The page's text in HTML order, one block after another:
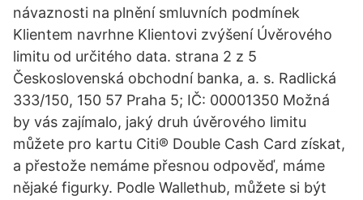
návaznosti na plnění smluvních podmínek
Klientem navrhne Klientovi zvýšení Úvěrového
limitu od určitého data. strana 2 z 5
Československá obchodní banka, a. s. Radlická
333/150, 150 57 Praha 5; IČ: 00001350 Možná
by vás zajímalo, jaký druh úvěrového limitu
můžete pro kartu Citi® Double Cash Card získat,
a přestože nemáme přesnou odpověď, máme
nějaké figurky. Podle Wallethub, můžete si být